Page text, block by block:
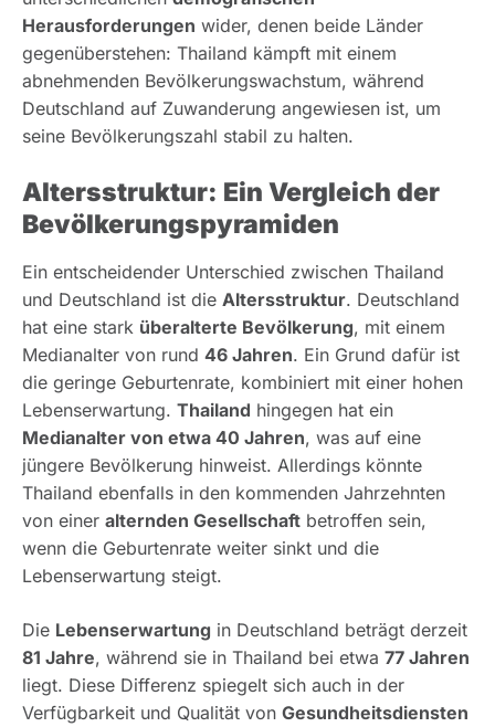
Herausforderungen wider, denen beide Länder
gegenüberstehen: Thailand kämpft mit einem
abnehmenden Bevölkerungswachstum, während
Deutschland auf Zuwanderung angewiesen ist, um
seine Bevölkerungszahl stabil zu halten.
Altersstruktur: Ein Vergleich der
Bevölkerungspyramiden
Ein entscheidender Unterschied zwischen Thailand
und Deutschland ist die Altersstruktur. Deutschland
hat eine stark überalterte Bevölkerung, mit einem
Medianalter von rund 46 Jahren. Ein Grund dafür ist
die geringe Geburtenrate, kombiniert mit einer hohen
Lebenserwartung. Thailand hingegen hat ein
Medianalter von etwa 40 Jahren, was auf eine
jüngere Bevölkerung hinweist. Allerdings könnte
Thailand ebenfalls in den kommenden Jahrzehnten
von einer alternden Gesellschaft betroffen sein,
wenn die Geburtenrate weiter sinkt und die
Lebenserwartung steigt.
Die Lebenserwartung in Deutschland beträgt derzeit
81 Jahre, während sie in Thailand bei etwa 77 Jahren
liegt. Diese Differenz spiegelt sich auch in der
Verfügbarkeit und Qualität von Gesundheitsdiensten